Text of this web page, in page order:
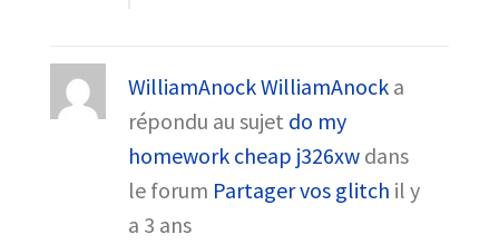
WilliamAnock WilliamAnock a
répondu au sujet do my
homework cheap j326xw dans
le forum Partager vos glitch il y
a 3 ans